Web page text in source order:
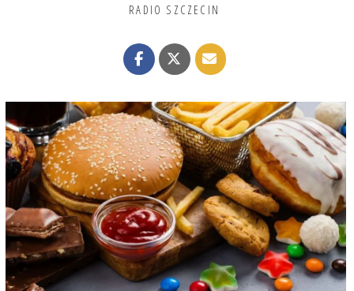
RADIO SZCZECIN